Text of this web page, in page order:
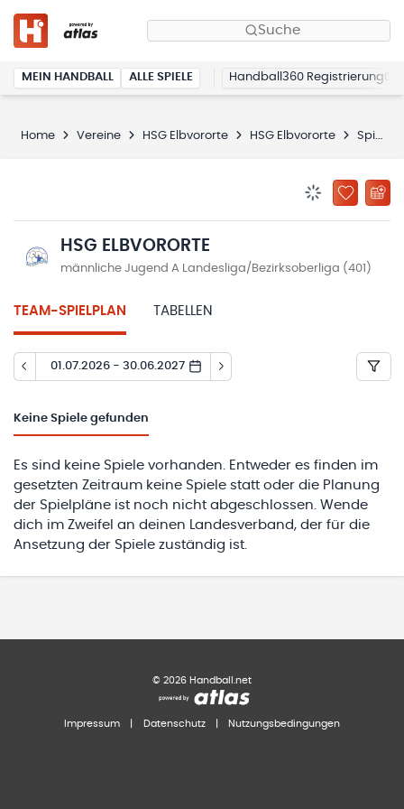
Suche
MEIN HANDBALL ALLE SPIELE Handball360 Registrierung
Home Vereine HSG Elbvororte HSG Elbvororte Spielplan
ZU
HSG ELBVORORTE
männliche Jugend A Landesliga/Bezirksoberliga (401)
TEAM-SPIELPLAN TABELLEN
01.07.2026 - 30.06.2027
Keine Spiele gefunden
Es sind keine Spiele vorhanden. Entweder es finden im
gesetzten Zeitraum keine Spiele statt oder die Planung
der Spielpläne ist noch nicht abgeschlossen. Wende
dich im Zweifel an deinen Landesverband, der für die
Ansetzung der Spiele zuständig ist.
© 2026 Handball.net
Impressum Datenschutz Nutzungsbedingungen